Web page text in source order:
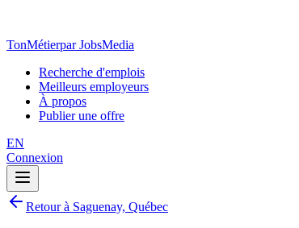
TonMétierpar JobsMedia
Recherche d'emplois
Meilleurs employeurs
À propos
Publier une offre
EN
Connexion
Retour à Saguenay, Québec